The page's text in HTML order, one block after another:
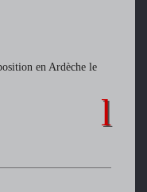
en Ardèche le